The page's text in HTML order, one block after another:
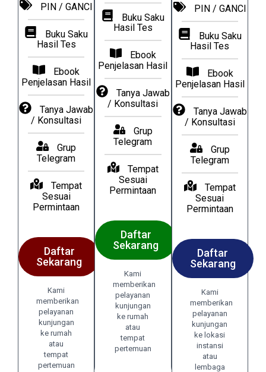
PIN / GANCI
Buku Saku
Hasil Tes
Ebook
Penjelasan Hasil
Tanya Jawab
/ Konsultasi
Grup
Telegram
Tempat
Sesuai
Permintaan
Daftar
Sekarang
Kami
memberikan
pelayanan
kunjungan
ke rumah
atau
tempat
pertemuan
Buku Saku
Hasil Tes
Ebook
Penjelasan Hasil
Tanya Jawab
/ Konsultasi
Grup
Telegram
Tempat
Sesuai
Permintaan
Daftar
Sekarang
Kami
memberikan
pelayanan
kunjungan
ke rumah
atau
tempat
pertemuan
PIN / GANCI
Buku Saku
Hasil Tes
Ebook
Penjelasan Hasil
Tanya Jawab
/ Konsultasi
Grup
Telegram
Tempat
Sesuai
Permintaan
Daftar
Sekarang
Kami
memberikan
pelayanan
kunjungan
ke lokasi
instansi
atau
lembaga